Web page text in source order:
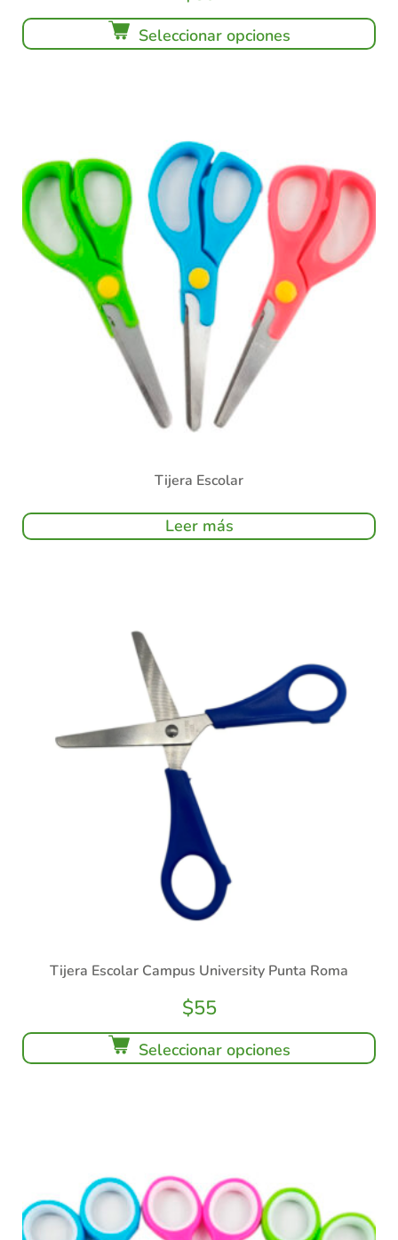
Seleccionar opciones
Tijera Escolar
Leer más
Tijera Escolar Campus University Punta Roma
$55
Seleccionar opciones